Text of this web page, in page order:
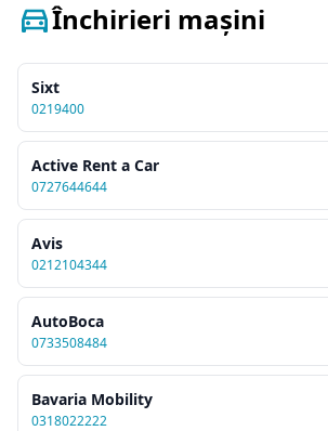
Închirieri mașini
Sixt
0219400
Active Rent a Car
0727644644
Avis
0212104344
AutoBoca
0733508484
Bavaria Mobility
0318022222